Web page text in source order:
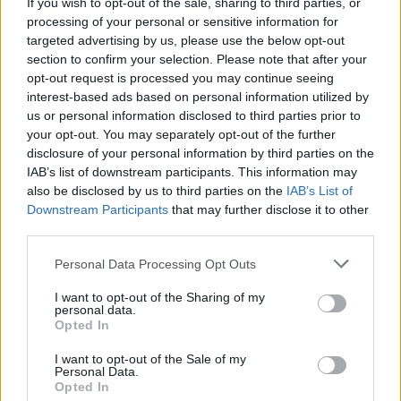
processing of your personal or sensitive information for
targeted advertising by us, please use the below opt-out
section to confirm your selection. Please note that after your
opt-out request is processed you may continue seeing
interest-based ads based on personal information utilized by
us or personal information disclosed to third parties prior to
your opt-out. You may separately opt-out of the further
disclosure of your personal information by third parties on the
IAB’s list of downstream participants. This information may
also be disclosed by us to third parties on the IAB’s List of
Downstream Participants that may further disclose it to other
Please note that this website/app uses one or more Google
not limited to your visit or usage behaviour. You may click to
grant or deny consent to Google and its third-party tags to
use your data for below specified purposes in below Google
consent section.
Personal Data Processing Opt Outs
I want to opt-out of the Sharing of my
personal data.
Opted In
I want to opt-out of the Sale of my
Personal Data.
Opted In
στραγγισμένη
3 ραπανάκια, σε φετάκια
3 κουτ. σούπας ψιλοκομμένος μαϊντανός
50 ml λεμονοχυμός
100 ml ελαιόλαδο
αλάτι, πιπέρι φρεσκοτριμμένο
Διαδικασία
Για να ετοιμάσουμε την πικάντικη
ρίχνουμε τα μπουκετάκια κουνουπιδιού και
ελαφρώς. Τα στραγγίζουμε.
Σε ένα τηγάνι ζεσταίνουμε το μισό λάδι σε
2-3 λεπτά, μέχρι να πάρει χρώμα και να ροδίσει.
Το αδειάζουμε σε ένα βαθύ μπολ ή σαλατιέρα.
Στο ίδιο τηγάνι ζεσταίνουμε το υπόλοιπο